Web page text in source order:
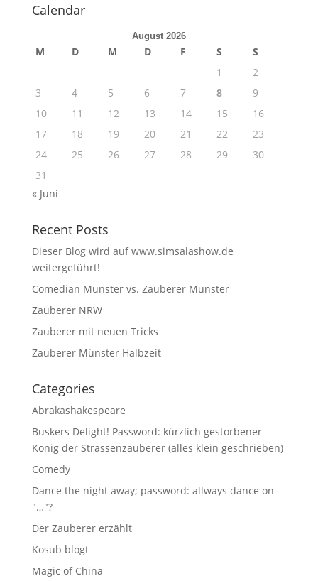
Calendar
August 2026
M D M D F S
S
1
2
3
4 5 6 7 8
9
10
11 12 13 14 15
16
17
18 19 20 21 22
23
24
25 26 27 28 29
30
31
« Juni
Recent Posts
Dieser Blog wird auf www.simsalashow.de
weitergeführt!
Comedian Münster vs. Zauberer Münster
Zauberer NRW
Zauberer mit neuen Tricks
Zauberer Münster Halbzeit
Categories
Abrakashakespeare
Buskers Delight! Password: kürzlich gestorbener
König der Strassenzauberer (alles klein geschrieben)
Comedy
Dance the night away; password: allways dance on
"…"?
Der Zauberer erzählt
Kosub blogt
Magic of China